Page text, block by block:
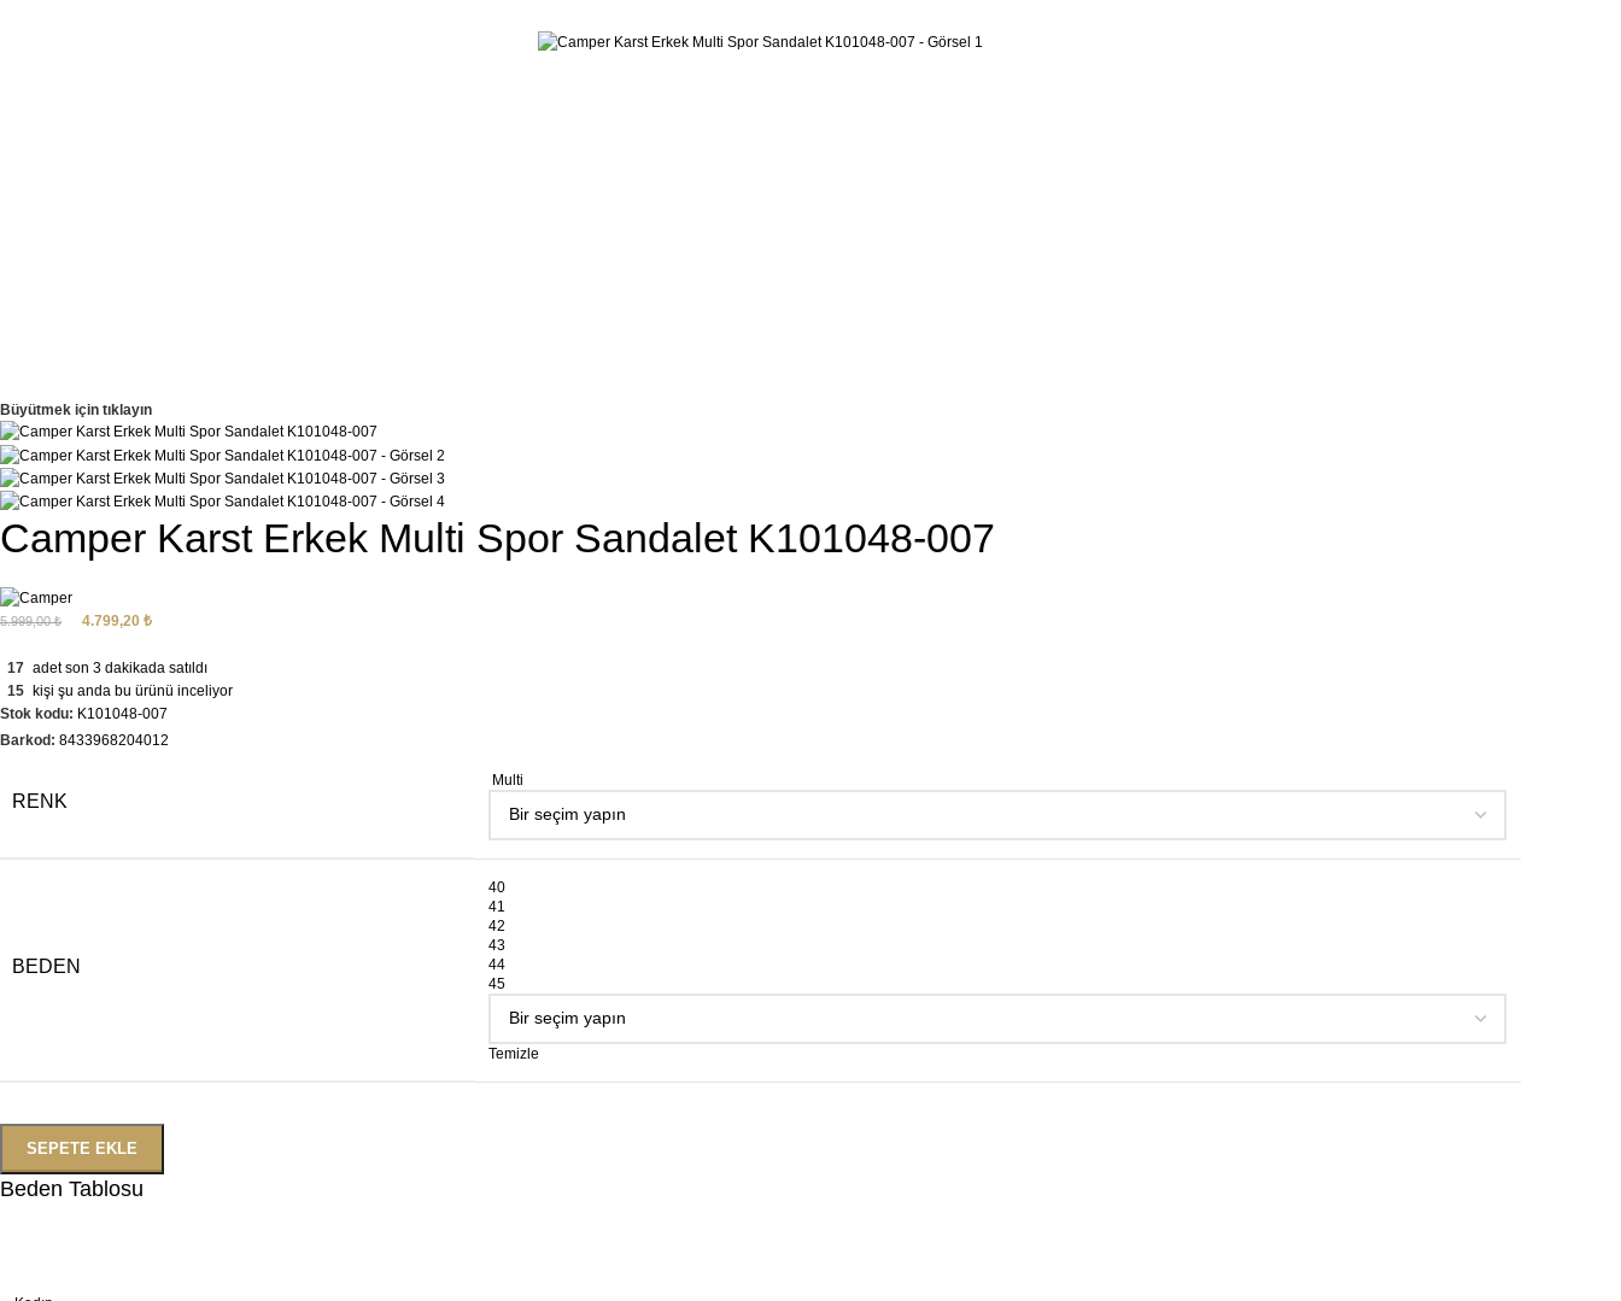
Büyütmek için tıklayın
Camper Karst Erkek Multi Spor Sandalet K101048-007
5.999,00₺ 4.799,20 ₺
17 adet son 3 dakikada satıldı
15 kişi şu anda bu ürünü inceliyor
Stok kodu: K101048-007
Barkod: 8433968204012
RENK
Multi
BEDEN
40
41
42
43
44
45
Temizle
SEPETE EKLE
Beden Tablosu